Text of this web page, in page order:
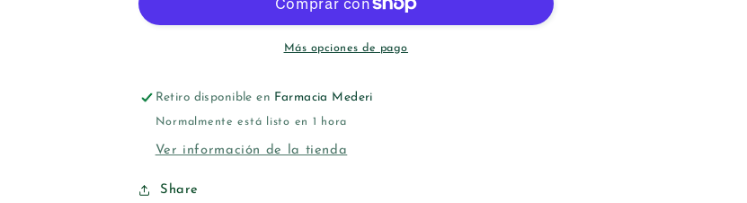
Más opciones de pago
Retiro disponible en Farmacia Mederi
Normalmente está listo en 1 hora
Ver información de la tienda
Share